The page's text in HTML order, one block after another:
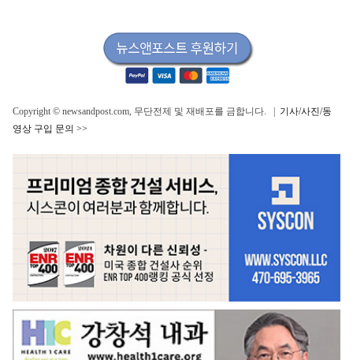
Copyright © newsandpost.com, 무단전제 및 재배포를 금합니다. | 기사/사진/동
영상 구입 문의 >>